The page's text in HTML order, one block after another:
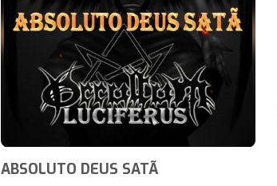
ABSOLUTO DEUS SATÃ